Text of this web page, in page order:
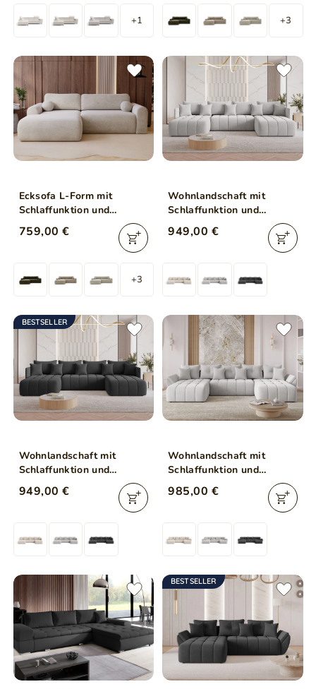
+1 +3
Ecksofa L-Form mit
Schlaffunktion und
Bettkasten Savana Links
Hellbeige
759,00 €
+3
Wohnlandschaft mit
Schlaffunktion und
Bettkasten Ardi U
Hellgrau
949,00 €
BESTSELLER
Wohnlandschaft mit
Schlaffunktion und
Bettkasten Ardi U
Anthrazit
949,00 €
Wohnlandschaft mit
Schlaffunktion und
Bettkasten Decor U
Hellgrau
985,00 €
BESTSELLER